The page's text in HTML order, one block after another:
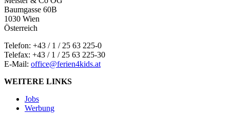
Baumgasse 60B
1030 Wien
Österreich
Telefon: +43 / 1 / 25 63 225-0
Telefax: +43 / 1 / 25 63 225-30
E-Mail: office@ferien4kids.at
WEITERE LINKS
Jobs
Werbung